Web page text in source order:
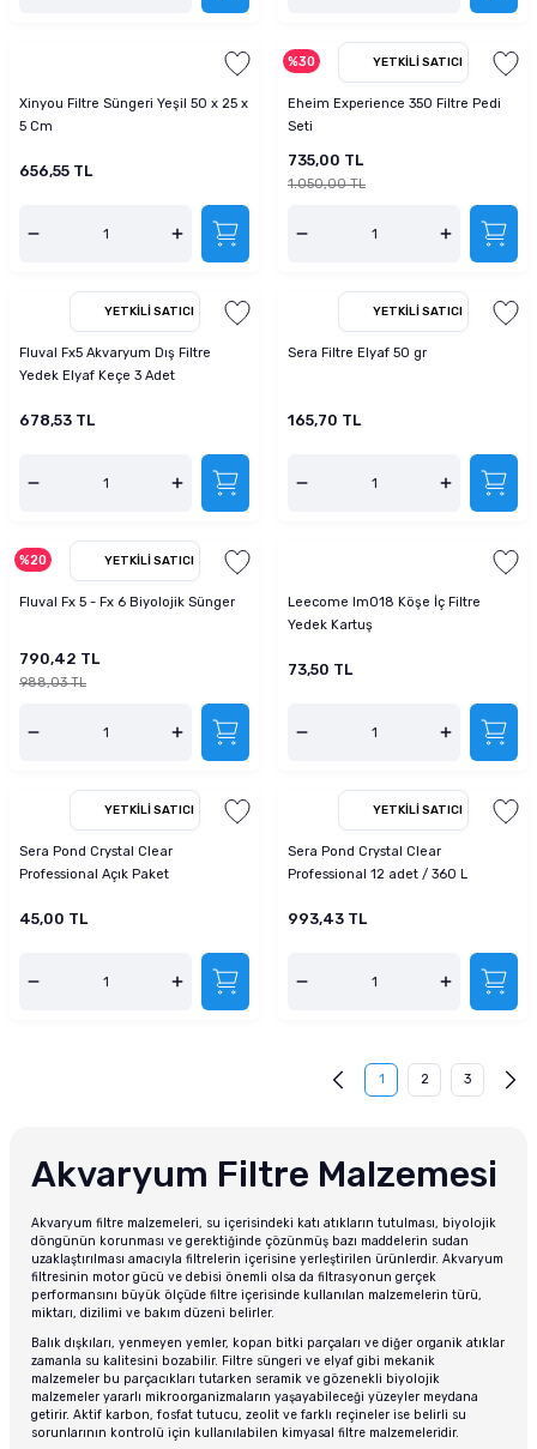
Xinyou Filtre Süngeri Yeşil 50 x 25 x
5 Cm
656,55 TL
%30 YETKILI SATICI
Eheim Experience 350 Filtre Pedi
Seti
735,00 TL
1.050,00 TL
YETKILI SATICI
Fluval Fx5 Akvaryum Dış Filtre
Yedek Elyaf Keçe 3 Adet
678,53 TL
YETKILI SATICI
Sera Filtre Elyaf 50 gr
165,70 TL
%20 YETKILI SATICI
Fluval Fx 5 - Fx 6 Biyolojik Sünger
790,42 TL
988,03 TL
Leecome Im018 Köşe İç Filtre
Yedek Kartuş
73,50 TL
YETKILI SATICI
Sera Pond Crystal Clear
Professional Açık Paket
45,00 TL
YETKILI SATICI
Sera Pond Crystal Clear
Professional 12 adet / 360 L
993,43 TL
1 2 3
Akvaryum Filtre Malzemesi
Akvaryum filtre malzemeleri, su içerisindeki katı atıkların tutulması, biyolojik
döngünün korunması ve gerektiğinde çözünmüş bazı maddelerin sudan
uzaklaştırılması amacıyla filtrelerin içerisine yerleştirilen ürünlerdir. Akvaryum
filtresinin motor gücü ve debisi önemli olsa da filtrasyonun gerçek
performansını büyük ölçüde filtre içerisinde kullanılan malzemelerin türü,
miktarı, dizilimi ve bakım düzeni belirler.
Balık dışkıları, yenmeyen yemler, kopan bitki parçaları ve diğer organik atıklar
zamanla su kalitesini bozabilir. Filtre süngeri ve elyaf gibi mekanik
malzemeler bu parçacıkları tutarken seramik ve gözenekli biyolojik
malzemeler yararlı mikroorganizmaların yaşayabileceği yüzeyler meydana
getirir. Aktif karbon, fosfat tutucu, zeolit ve farklı reçineler ise belirli su
sorunlarının kontrolü için kullanılabilen kimyasal filtre malzemeleridir.